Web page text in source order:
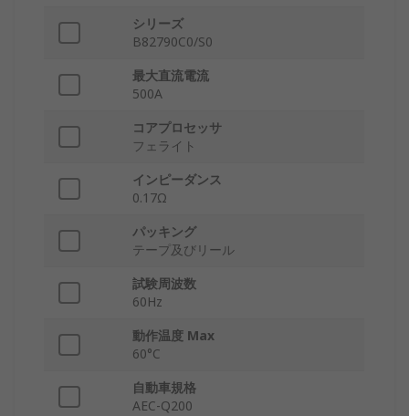
シリーズ
B82790C0/S0
最大直流電流
500A
コアプロセッサ
フェライト
インピーダンス
0.17Ω
パッキング
テープ及びリール
試験周波数
60Hz
動作温度 Max
60°C
自動車規格
AEC-Q200